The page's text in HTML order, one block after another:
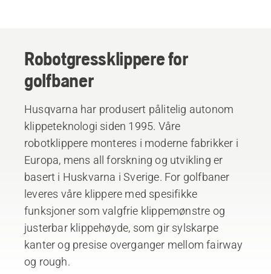
Robotgressklippere for
golfbaner
Husqvarna har produsert pålitelig autonom
klippeteknologi siden 1995. Våre
robotklippere monteres i moderne fabrikker i
Europa, mens all forskning og utvikling er
basert i Huskvarna i Sverige. For golfbaner
leveres våre klippere med spesifikke
funksjoner som valgfrie klippemønstre og
justerbar klippehøyde, som gir sylskarpe
kanter og presise overganger mellom fairway
og rough.